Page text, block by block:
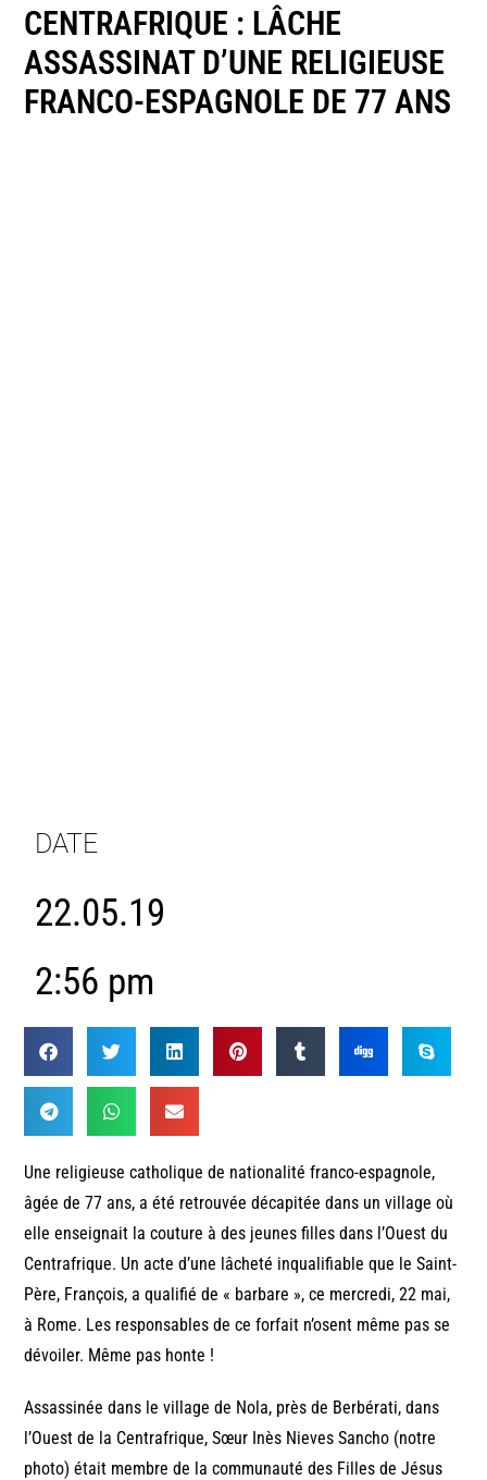
CENTRAFRIQUE : LÂCHE
ASSASSINAT D’UNE RELIGIEUSE
FRANCO-ESPAGNOLE DE 77 ANS
DATE
22.05.19
2:56 pm
Une religieuse catholique de nationalité franco-espagnole,
âgée de 77 ans, a été retrouvée décapitée dans un village où
elle enseignait la couture à des jeunes filles dans l’Ouest du
Centrafrique. Un acte d’une lâcheté inqualifiable que le Saint-
Père, François, a qualifié de « barbare », ce mercredi, 22 mai,
à Rome. Les responsables de ce forfait n’osent même pas se
dévoiler. Même pas honte !
Assassinée dans le village de Nola, près de Berbérati, dans
l’Ouest de la Centrafrique, Sœur Inès Nieves Sancho (notre
photo) était membre de la communauté des Filles de Jésus